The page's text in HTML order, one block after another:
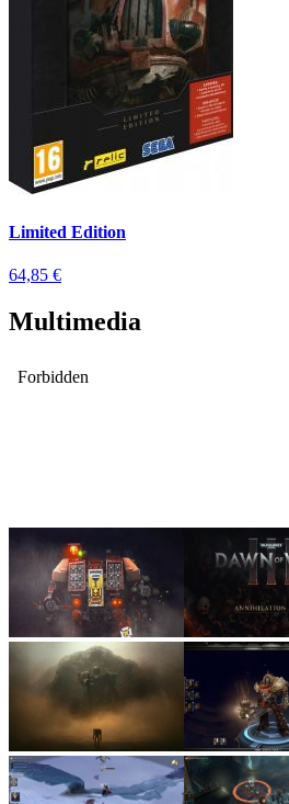
Limited Edition
64,85 €
Multimedia